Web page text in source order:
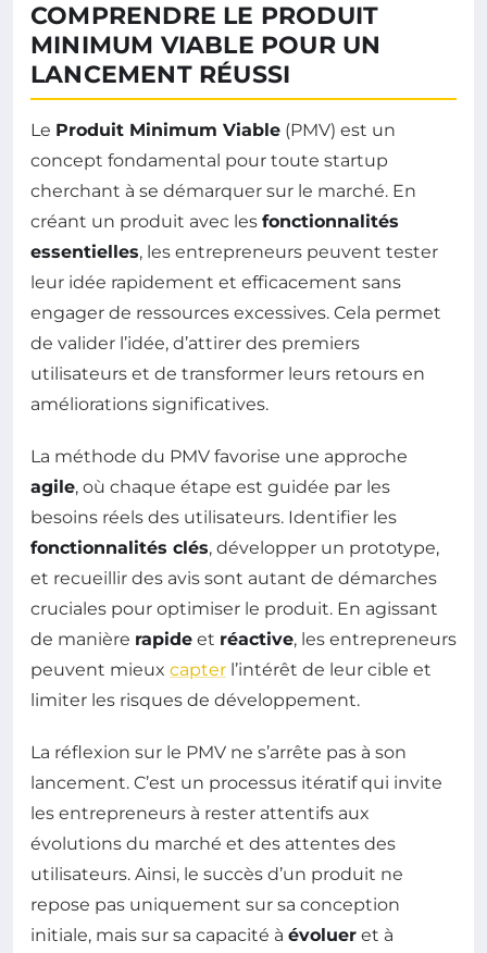
COMPRENDRE LE PRODUIT
MINIMUM VIABLE POUR UN
LANCEMENT RÉUSSI
Le Produit Minimum Viable (PMV) est un
concept fondamental pour toute startup
cherchant à se démarquer sur le marché. En
créant un produit avec les fonctionnalités
essentielles, les entrepreneurs peuvent tester
leur idée rapidement et efficacement sans
engager de ressources excessives. Cela permet
de valider l’idée, d’attirer des premiers
utilisateurs et de transformer leurs retours en
améliorations significatives.
La méthode du PMV favorise une approche
agile, où chaque étape est guidée par les
besoins réels des utilisateurs. Identifier les
fonctionnalités clés, développer un prototype,
et recueillir des avis sont autant de démarches
cruciales pour optimiser le produit. En agissant
de manière rapide et réactive, les entrepreneurs
peuvent mieux capter l’intérêt de leur cible et
limiter les risques de développement.
La réflexion sur le PMV ne s’arrête pas à son
lancement. C’est un processus itératif qui invite
les entrepreneurs à rester attentifs aux
évolutions du marché et des attentes des
utilisateurs. Ainsi, le succès d’un produit ne
repose pas uniquement sur sa conception
initiale, mais sur sa capacité à évoluer et à